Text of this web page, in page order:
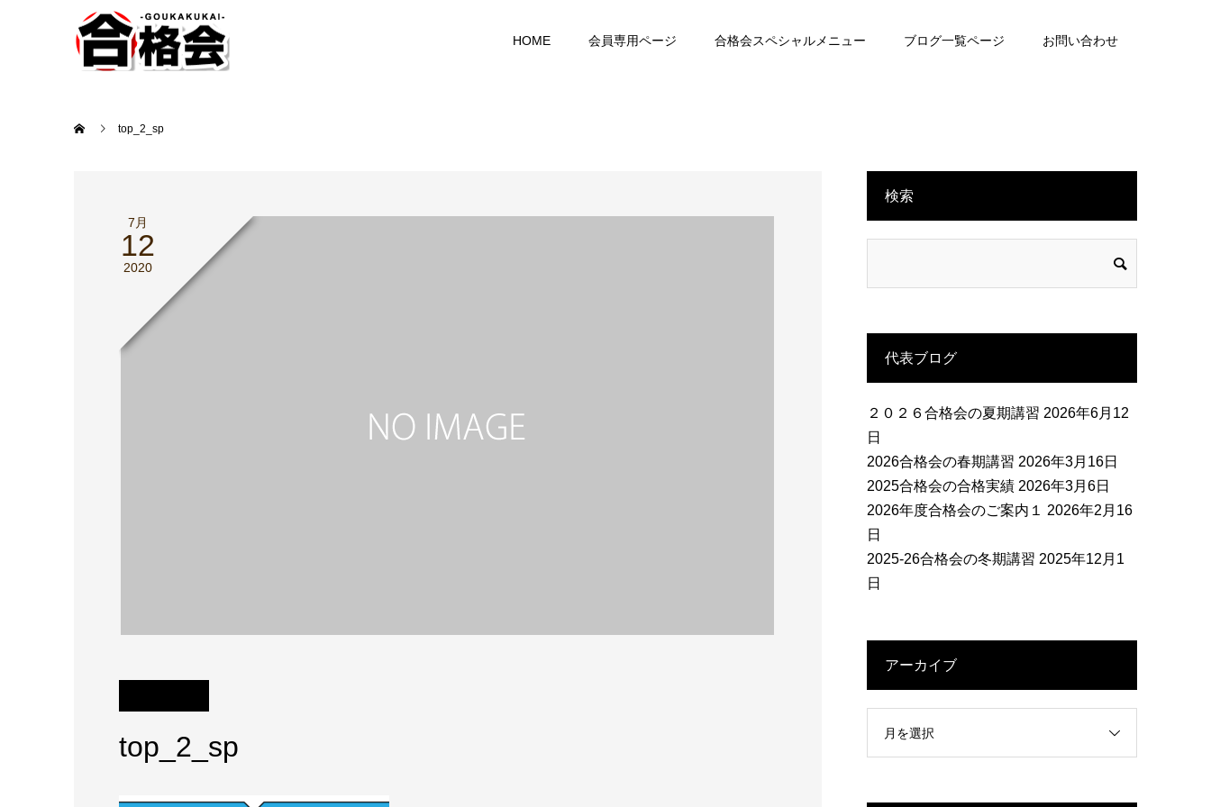
HOME 会員専用ページ 合格会スペシャルメニュー ブログ一覧ページ お問い合わせ
top_2_sp
7月
12
2020
top_2_sp
検索
代表ブログ
２０２６合格会の夏期講習 2026年6月12
日
2026合格会の春期講習 2026年3月16日
2025合格会の合格実績 2026年3月6日
2026年度合格会のご案内１
2026年2月16
日
2025-26合格会の冬期講習 2025年12月1
日
アーカイブ
月を選択